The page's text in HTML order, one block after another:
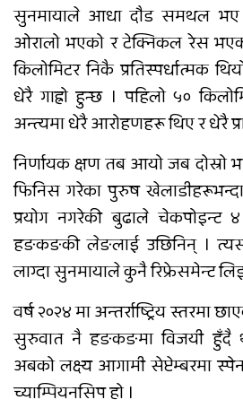
सुनमायाले आधा दौड समथल भए
ओरालो भएको र टेक्निकल रेस
किलोमिटर निकै प्रतिस्पर्धात्मक
धेरै गाह्रो हुन्छ । पहिलो ५०
अन्त्यमा धेरै आरोहणहरू थिए र धेरै
निर्णायक क्षण तब आयो जब दोस्रो
फिनिस गरेका पुरुष
प्रयोग नगरेकी बुढाले चेकपोइन्ट
हङकङकी लेङलाई उछिनिन् ।
लाग्दा सुनमायाले कुनै रिफ्रेसमेन्ट
वर्ष २०२४ मा अन्तर्राष्ट्रिय स्तरमा
सुरुवात नै हङकङमा विजयी हुँदै
अबको लक्ष्य आगामी सेप्टेम्बरमा
च्याम्पियनसिप हो ।